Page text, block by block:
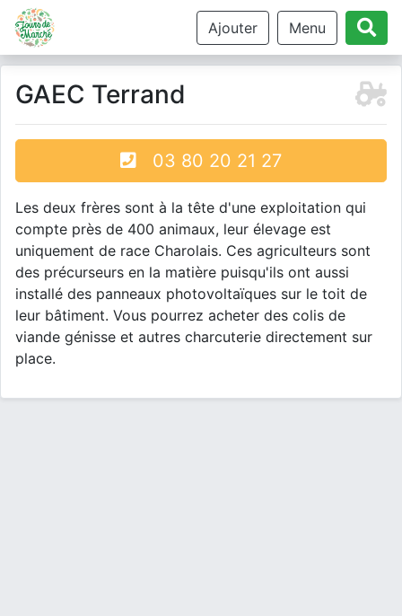
Ajouter Menu
GAEC Terrand
03 80 20 21 27
Les deux frères sont à la tête d'une exploitation qui
compte près de 400 animaux, leur élevage est
uniquement de race Charolais. Ces agriculteurs sont
des précurseurs en la matière puisqu'ils ont aussi
installé des panneaux photovoltaïques sur le toit de
leur bâtiment. Vous pourrez acheter des colis de
viande génisse et autres charcuterie directement sur
place.